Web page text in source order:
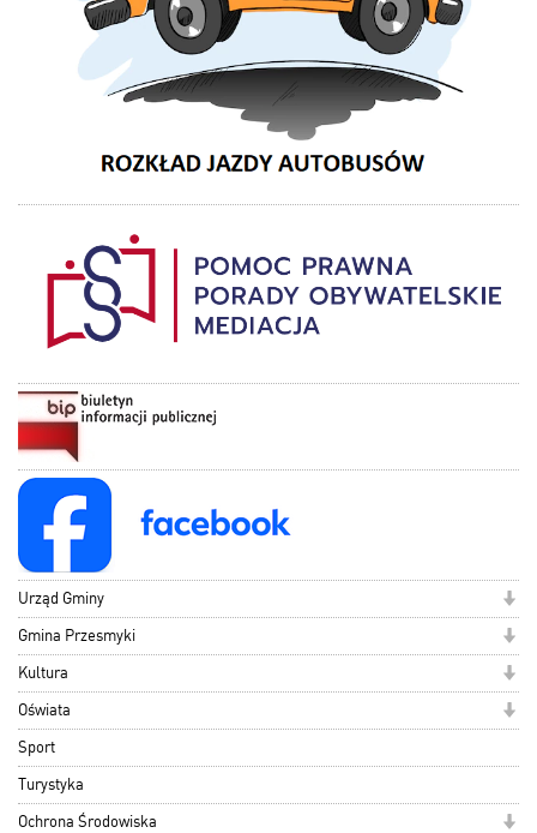
Urząd Gminy
Gmina Przesmyki
Kultura
Oświata
Sport
Turystyka
Ochrona Środowiska